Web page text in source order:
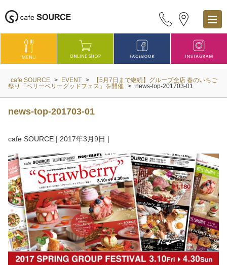
cafe SOURCE > EVENT >
【5月7日まで継続】グループ全店 春のいちご
祭り「ベリーベリーグッドフェス」を開催 > news-top-201703-01
news-top-201703-01
cafe SOURCE | 2017年3月9日 |